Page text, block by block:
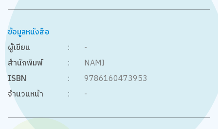
ข้อมูลหนังสือ
ผู้เขียน
:
-
สำนักพิมพ์
:
NAMI
ISBN
:
9786160473953
จำนวนหน้า
: -